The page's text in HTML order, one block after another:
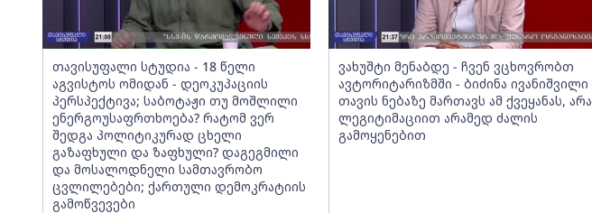
თავისუფალი სტუდია - 18 წელი
აგვისტოს ომიდან - დეოკუპაციის
პერსპექტივა; საბოტაჟი თუ მოშლილი
ენერგოუსაფრთხოება? რატომ ვერ
შედგა პოლიტიკურად ცხელი
გაზაფხული და ზაფხული? დაგეგმილი
და მოსალოდნელი სამთავრობო
ცვლილებები; ქართული დემოკრატიის
გამოწვევები
ვახუშტი მენაბდე - ჩვენ ვცხოვრობთ
ავტორიტარიზმში - ბიძინა ივანიშვილი
თავის ნებაზე მართავს ამ ქვეყანას, არა
ლეგიტიმაციით არამედ ძალის
გამოყენებით